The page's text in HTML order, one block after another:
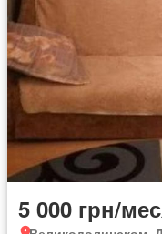
5 000 грн/